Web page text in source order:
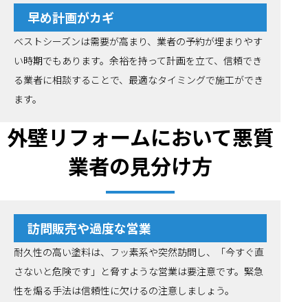
早め計画がカギ
ベストシーズンは需要が高まり、業者の予約が埋まりやす
い時期でもあります。余裕を持って計画を立て、信頼でき
る業者に相談することで、最適なタイミングで施工ができ
ます。
外壁リフォームにおいて悪質
業者の見分け方
訪問販売や過度な営業
耐久性の高い塗料は、フッ素系や突然訪問し、「今すぐ直
さないと危険です」と脅すような営業は要注意です。緊急
性を煽る手法は信頼性に欠けるの注意しましょう。